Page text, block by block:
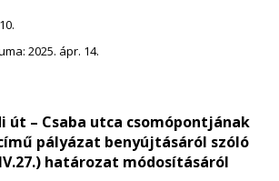
2025. ápr. 14.
út – Csaba utca csomópontjának
pályázat benyújtásáról szóló
határozat módosításáról